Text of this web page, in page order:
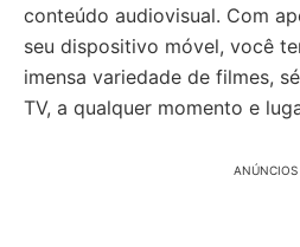
conteúdo audiovisual. Com
seu dispositivo móvel, você
imensa variedade de filmes,
TV, a qualquer momento e
ANÚNCIOS